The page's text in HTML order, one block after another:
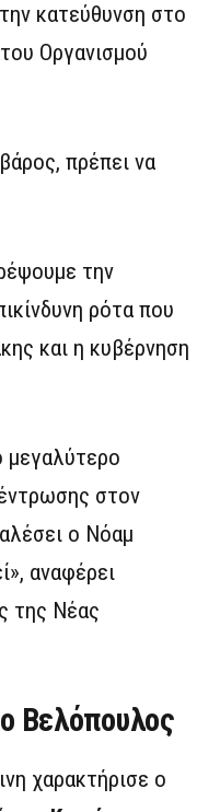
κατεύθυνση στο
Οργανισμού
πρέπει να
την
ρότα που
και η κυβέρνηση
μεγαλύτερο
στον
ο Νόαμ
αναφέρει
της Νέας
Βελόπουλος
χαρακτήρισε ο